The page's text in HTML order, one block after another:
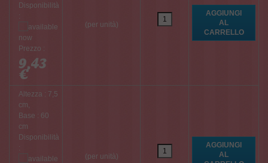
Disponibilità
:
Prezzo :
9,43
€
(per unità)
Altezza : 7,5
cm,
Base : 60
cm
Disponibilità
:
(per unità)